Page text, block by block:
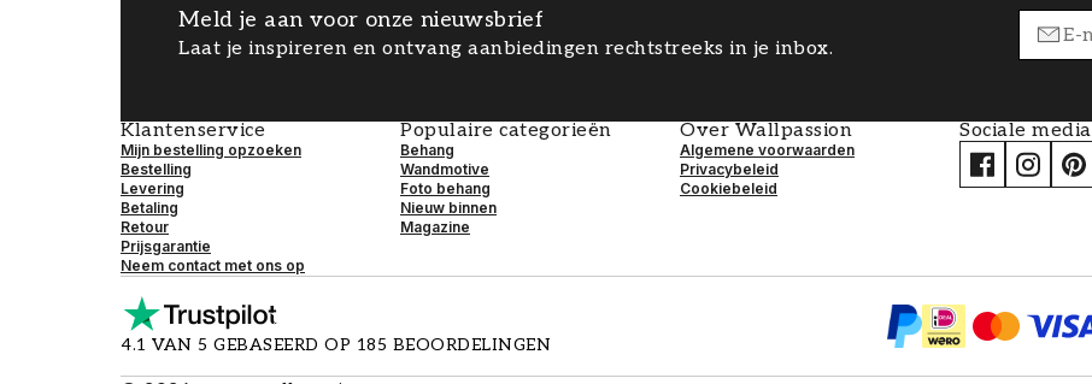
Meld je aan voor onze nieuwsbrief
Laat je inspireren en ontvang aanbiedingen rechtstreeks in je inbox.
Klantenservice
Mijn bestelling opzoeken
Bestelling
Levering
Betaling
Retour
Prijsgarantie
Neem contact met ons op
Populaire categorieën
Behang
Wandmotive
Foto behang
Nieuw binnen
Magazine
Over Wallpassion
Algemene voorwaarden
Privacybeleid
Cookiebeleid
Sociale media
4.1 VAN 5 GEBASEERD OP 185 BEOORDELINGEN